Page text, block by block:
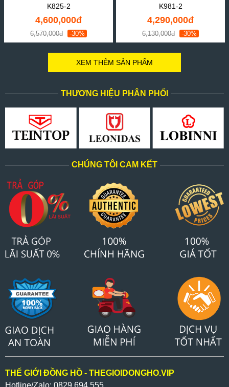
K825-2
4,600,000đ
6,570,000đ -30%
K981-2
4,290,000đ
6,130,000đ -30%
XEM THÊM SẢN PHẨM
THƯƠNG HIỆU PHÂN PHỐI
CHÚNG TÔI CAM KẾT
THẾ GIỚI ĐỒNG HỒ - THEGIOIDONGHO.VIP
Hotline/Zalo: 0829 694 555